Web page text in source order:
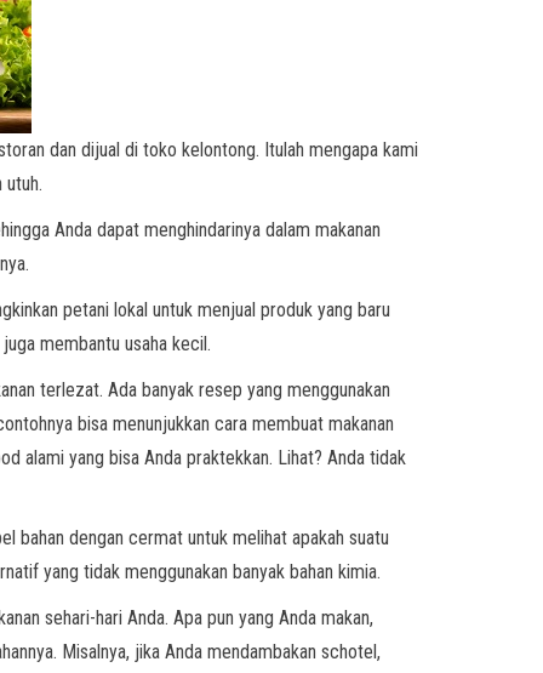
dan dijual di toko kelontong. Itulah mengapa kami
Anda dapat menghindarinya dalam makanan
petani lokal untuk menjual produk yang baru
membantu usaha kecil.
terlezat. Ada banyak resep yang menggunakan
bisa menunjukkan cara membuat makanan
alami yang bisa Anda praktekkan. Lihat? Anda tidak
bahan dengan cermat untuk melihat apakah suatu
yang tidak menggunakan banyak bahan kimia.
sehari-hari Anda. Apa pun yang Anda makan,
Misalnya, jika Anda mendambakan schotel,